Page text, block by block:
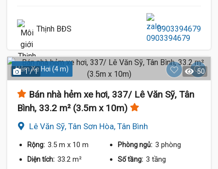
Thịnh BĐS 0903394679
Hẻm Xe Hơi (4 m)
1 / 1 50
Bán nhà hẻm xe hơi, 337/ Lê Văn Sỹ, Tân
Bình, 33.2 m² (3.5m x 10m)
Lê Văn Sỹ, Tân Sơn Hòa, Tân Bình
Rộng: 3.5 m x 10 m Phòng ngủ: 3 phòng
Diện tích: 33.2 m² Số tầng: 3 tầng